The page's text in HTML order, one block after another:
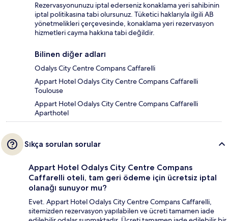
Rezervasyonunuzu iptal ederseniz konaklama yeri sahibinin
iptal politikasına tabi olursunuz. Tüketici haklarıyla ilgili AB
yönetmelikleri çerçevesinde, konaklama yeri rezervasyon
hizmetleri cayma hakkına tabi değildir.
Bilinen diğer adları
Odalys City Centre Compans Caffarelli
Appart Hotel Odalys City Centre Compans Caffarelli
Toulouse
Appart Hotel Odalys City Centre Compans Caffarelli
Aparthotel
Sıkça sorulan sorular
Appart Hotel Odalys City Centre Compans
Caffarelli oteli, tam geri ödeme için ücretsiz iptal
olanağı sunuyor mu?
Evet. Appart Hotel Odalys City Centre Compans Caffarelli,
sitemizden rezervasyon yapılabilen ve ücreti tamamen iade